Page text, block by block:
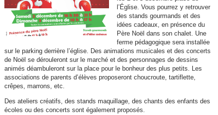
l’Église. Vous pourrez y retrouver
des stands gourmands et des
idées cadeaux, en présence du
Père Noël dans son chalet. Une
ferme pédagogique sera installée
sur le parking derrière l’église. Des animations musicales et des concerts
de Noël se dérouleront sur le marché et des personnages de dessins
animés déambuleront sur la place pour le bonheur des plus petits. Les
associations de parents d’élèves proposeront choucroute, tartiflette,
crêpes, marrons, etc.
Des ateliers créatifs, des stands maquillage, des chants des enfants des
écoles ou des concerts sont également proposés.